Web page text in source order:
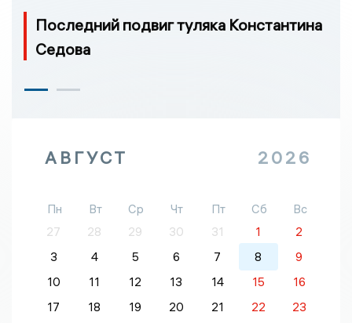
Последний подвиг туляка Константина
Седова
АВГУСТ 2026
Пн Вт Ср Чт Пт Сб
Вс
27
28 29 30 31 1
2
3
4 5 6 7 8
9
10
11 12 13 14 15
16
17
18 19 20 21 22
23